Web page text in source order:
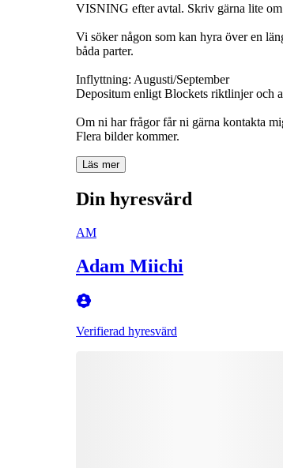
VISNING efter avtal. Skriv gärna lite
Vi söker någon som kan hyra över en
båda parter.
Inflyttning: Augusti/September
Depositum enligt Blockets riktlinjer och
Om ni har frågor får ni gärna kontakta
Flera bilder kommer.
Läs mer
Din hyresvärd
AM
Adam Miichi
Verifierad hyresvärd